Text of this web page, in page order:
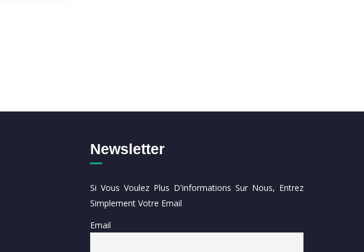
Newsletter
Si Vous Voulez Plus D'informations Sur Nous, Entrez
Simplement Votre Email
Email